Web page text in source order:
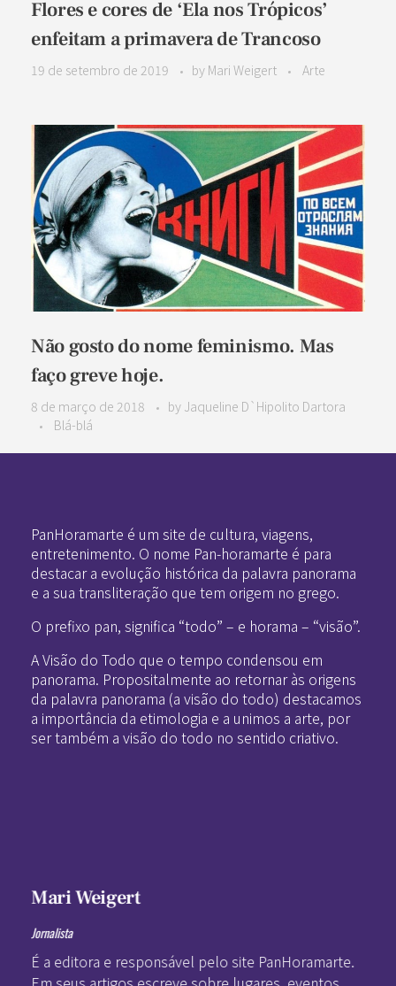
Flores e cores de ‘Ela nos Trópicos’
enfeitam a primavera de Trancoso
19 de setembro de 2019 by Mari Weigert Arte
Não gosto do nome feminismo. Mas
faço greve hoje.
8 de março de 2018 by Jaqueline D`Hipolito Dartora
Blá-blá
PanHoramarte é um site de cultura, viagens,
entretenimento. O nome Pan-horamarte é para
destacar a evolução histórica da palavra panorama
e a sua transliteração que tem origem no grego.
O prefixo pan, significa “todo” – e horama – “visão”.
A Visão do Todo que o tempo condensou em
panorama. Propositalmente ao retornar às origens
da palavra panorama (a visão do todo) destacamos
a importância da etimologia e a unimos a arte, por
ser também a visão do todo no sentido criativo.
Mari Weigert
Jornalista
É a editora e responsável pelo site PanHoramarte.